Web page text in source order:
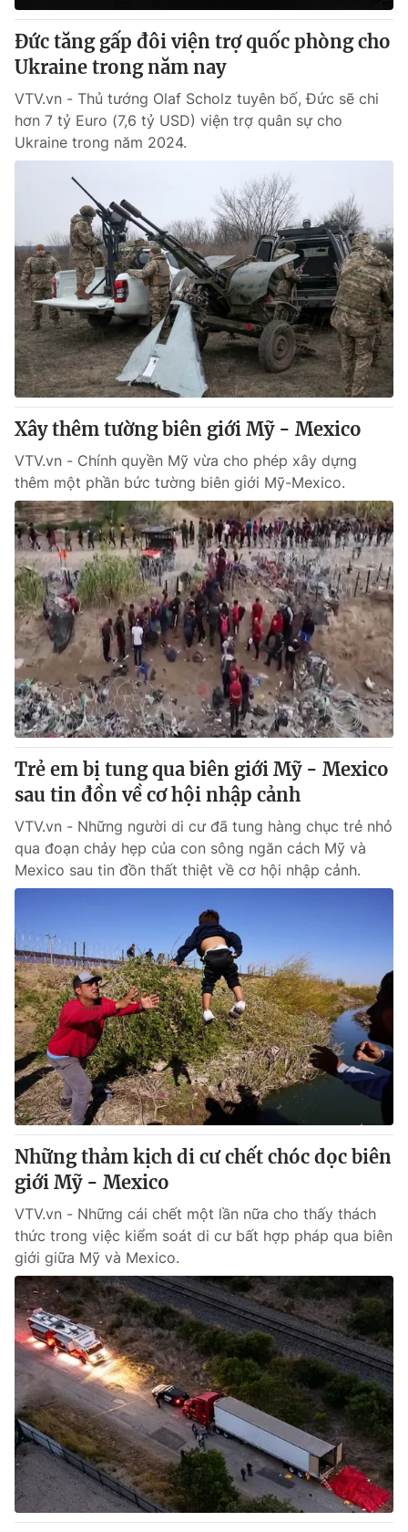
Đức tăng gấp đôi viện trợ quốc phòng cho
Ukraine trong năm nay
VTV.vn - Thủ tướng Olaf Scholz tuyên bố, Đức sẽ chi
hơn 7 tỷ Euro (7,6 tỷ USD) viện trợ quân sự cho
Ukraine trong năm 2024.
Xây thêm tường biên giới Mỹ - Mexico
VTV.vn - Chính quyền Mỹ vừa cho phép xây dựng
thêm một phần bức tường biên giới Mỹ-Mexico.
Trẻ em bị tung qua biên giới Mỹ - Mexico
sau tin đồn về cơ hội nhập cảnh
VTV.vn - Những người di cư đã tung hàng chục trẻ nhỏ
qua đoạn chảy hẹp của con sông ngăn cách Mỹ và
Mexico sau tin đồn thất thiệt về cơ hội nhập cảnh.
Những thảm kịch di cư chết chóc dọc biên
giới Mỹ - Mexico
VTV.vn - Những cái chết một lần nữa cho thấy thách
thức trong việc kiểm soát di cư bất hợp pháp qua biên
giới giữa Mỹ và Mexico.